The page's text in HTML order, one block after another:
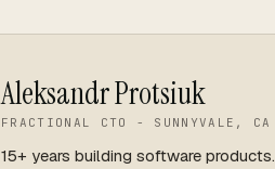
Aleksandr Protsiuk
FRACTIONAL CTO - SUNNYVALE, CA
15+ years building software